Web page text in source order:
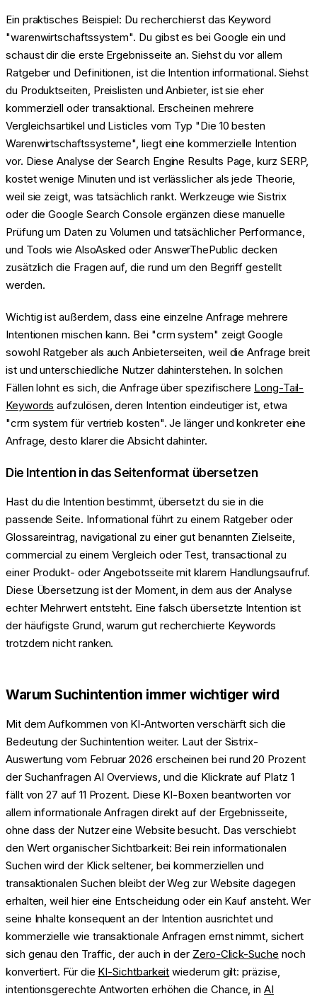
Ein praktisches Beispiel: Du recherchierst das Keyword
"warenwirtschaftssystem". Du gibst es bei Google ein und
schaust dir die erste Ergebnisseite an. Siehst du vor allem
Ratgeber und Definitionen, ist die Intention informational. Siehst
du Produktseiten, Preislisten und Anbieter, ist sie eher
kommerziell oder transaktional. Erscheinen mehrere
Vergleichsartikel und Listicles vom Typ "Die 10 besten
Warenwirtschaftssysteme", liegt eine kommerzielle Intention
vor. Diese Analyse der Search Engine Results Page, kurz SERP,
kostet wenige Minuten und ist verlässlicher als jede Theorie,
weil sie zeigt, was tatsächlich rankt. Werkzeuge wie Sistrix
oder die Google Search Console ergänzen diese manuelle
Prüfung um Daten zu Volumen und tatsächlicher Performance,
und Tools wie AlsoAsked oder AnswerThePublic decken
zusätzlich die Fragen auf, die rund um den Begriff gestellt
werden.
Wichtig ist außerdem, dass eine einzelne Anfrage mehrere
Intentionen mischen kann. Bei "crm system" zeigt Google
sowohl Ratgeber als auch Anbieterseiten, weil die Anfrage breit
ist und unterschiedliche Nutzer dahinterstehen. In solchen
Fällen lohnt es sich, die Anfrage über spezifischere Long-Tail-
Keywords aufzulösen, deren Intention eindeutiger ist, etwa
"crm system für vertrieb kosten". Je länger und konkreter eine
Anfrage, desto klarer die Absicht dahinter.
Die Intention in das Seitenformat übersetzen
Hast du die Intention bestimmt, übersetzt du sie in die
passende Seite. Informational führt zu einem Ratgeber oder
Glossareintrag, navigational zu einer gut benannten Zielseite,
commercial zu einem Vergleich oder Test, transactional zu
einer Produkt- oder Angebotsseite mit klarem Handlungsaufruf.
Diese Übersetzung ist der Moment, in dem aus der Analyse
echter Mehrwert entsteht. Eine falsch übersetzte Intention ist
der häufigste Grund, warum gut recherchierte Keywords
trotzdem nicht ranken.
Warum Suchintention immer wichtiger wird
Mit dem Aufkommen von KI-Antworten verschärft sich die
Bedeutung der Suchintention weiter. Laut der Sistrix-
Auswertung vom Februar 2026 erscheinen bei rund 20 Prozent
der Suchanfragen AI Overviews, und die Klickrate auf Platz 1
fällt von 27 auf 11 Prozent. Diese KI-Boxen beantworten vor
allem informationale Anfragen direkt auf der Ergebnisseite,
ohne dass der Nutzer eine Website besucht. Das verschiebt
den Wert organischer Sichtbarkeit: Bei rein informationalen
Suchen wird der Klick seltener, bei kommerziellen und
transaktionalen Suchen bleibt der Weg zur Website dagegen
erhalten, weil hier eine Entscheidung oder ein Kauf ansteht. Wer
seine Inhalte konsequent an der Intention ausrichtet und
kommerzielle wie transaktionale Anfragen ernst nimmt, sichert
sich genau den Traffic, der auch in der Zero-Click-Suche noch
konvertiert. Für die KI-Sichtbarkeit wiederum gilt: präzise,
intentionsgerechte Antworten erhöhen die Chance, inAI